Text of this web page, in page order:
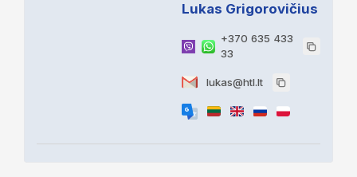
Lukas Grigorovičius
+370 635 433
33
lukas@htl.lt